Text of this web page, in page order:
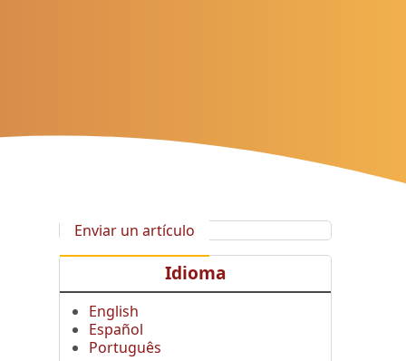
Enviar un artículo
Idioma
English
Español
Português